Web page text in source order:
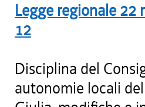
Legge regionale 22
12
Disciplina del
autonomie locali